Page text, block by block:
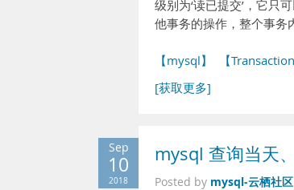
级别为‘读已提交’，它只
他事务的操作，整个事务
【mysql】 【Transaction
[获取更多]
Sep
10
2018
mysql 查询当天
Posted by mysql-云栖社区